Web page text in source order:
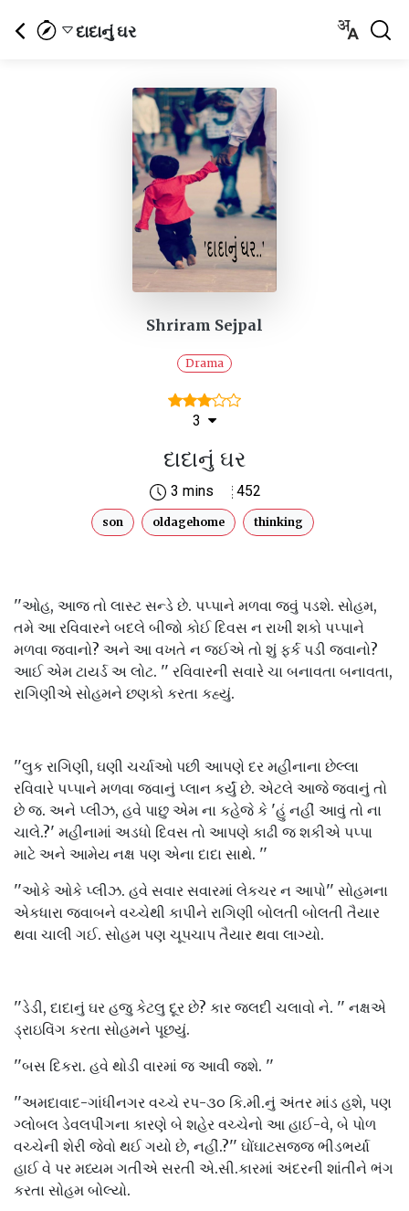
દાદાનું ઘર
Shriram Sejpal
Drama
3
દાદાનું ઘર
3 mins 452
son oldagehome thinking
''ઓહ, આજ તો લાસ્ટ સન્ડે છે. પપ્પાને મળવા જવું પડશે. સોહમ,
તમે આ રવિવારને બદલે બીજો કોઈ દિવસ ન રાખી શકો પપ્પાને
મળવા જવાનો? અને આ વખતે ન જઈએ તો શું ફર્ક પડી જવાનો?
આઈ એમ ટાયર્ડ અ લોટ. '' રવિવારની સવારે ચા બનાવતા બનાવતા,
રાગિણીએ સોહમને છણકો કરતા કહ્યું.
''લુક રાગિણી, ઘણી ચર્ચાઓ પછી આપણે દર મહીનાના છેલ્લા
રવિવારે પપ્પાને મળવા જવાનું પ્લાન કર્યું છે. એટલે આજે જવાનું તો
છે જ. અને પ્લીઝ, હવે પાછુ એમ ના કહેજે કે 'હું નહીં આવું તો ના
ચાલે.?' મહીનામાં અડધો દિવસ તો આપણે કાઢી જ શકીએ પપ્પા
માટે અને આમેય નક્ષ પણ એના દાદા સાથે. ''
''ઓકે ઓકે પ્લીઝ. હવે સવાર સવારમાં લેકચર ન આપો'' સોહમના
એકધારા જવાબને વચ્ચેથી કાપીને રાગિણી બોલતી બોલતી તૈયાર
થવા ચાલી ગઈ. સોહમ પણ ચૂપચાપ તૈયાર થવા લાગ્યો.
''ડેડી, દાદાનું ઘર હજુ કેટલુ દૂર છે? કાર જલદી ચલાવો ને. '' નક્ષએ
ડ્રાઇવિંગ કરતા સોહમને પૂછયું.
''બસ દિકરા. હવે થોડી વારમાં જ આવી જશે. ''
''અમદાવાદ-ગાંધીનગર વચ્ચે રપ-૩૦ કિ.મી.નું અંતર માંડ હશે, પણ
ગ્લોબલ ડેવલપીંગના કારણે બે શહેર વચ્ચેનો આ હાઈ-વે, બે પોળ
વચ્ચેની શેરી જેવો થઈ ગયો છે, નહીં.?'' ઘોંઘાટસજ્જ ભીડભર્યા
હાઈ વે પર મધ્યમ ગતીએ સરતી એ.સી.કારમાં અંદરની શાંતીને ભંગ
કરતા સોહમ બોલ્યો.